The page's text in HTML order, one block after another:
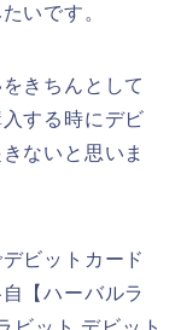
いです。
きちんとして
する時にデビ
ないと思いま
ビットカード
【ハーバルラ